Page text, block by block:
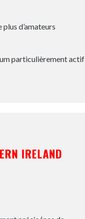
d’amateurs
particulièrement actif